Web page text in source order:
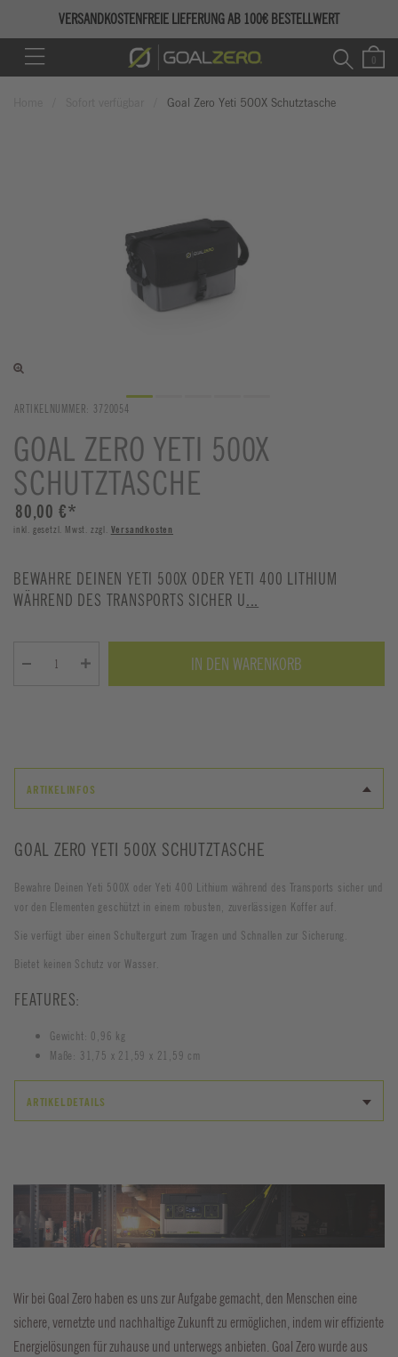
VERSANDKOSTENFREIE LIEFERUNG AB 100€ BESTELLWERT
Goal Zero Yeti 500X Schutztasche
ARTIKELNUMMER: 3720054
GOAL ZERO YETI 500X
SCHUTZTASCHE
80,00 €*
inkl. gesetzl. Mwst. zzgl. Versandkosten
BEWAHRE DEINEN YETI 500X ODER YETI 400 LITHIUM
WÄHREND DES TRANSPORTS SICHER U...
IN DEN WARENKORB
ARTIKELINFOS
GOAL ZERO YETI 500X SCHUTZTASCHE
Bewahre Deinen Yeti 500X oder Yeti 400 Lithium während des Transports sicher und
vor den Elementen geschützt in einem robusten, zuverlässigen Koffer auf.
Sie verfügt über einen Schultergurt zum Tragen und Schnallen zur Sicherung.
Bietet keinen Schutz vor Wasser.
FEATURES:
Gewicht: 0,96 kg
Maße: 31,75 x 21,59 x 21,59 cm
ARTIKELDETAILS
Wir bei Goal Zero haben es uns zur Aufgabe gemacht, den Menschen eine
sichere, vernetzte und nachhaltige Zukunft zu ermöglichen, indem wir effiziente
Energielösungen für zuhause und unterwegs anbieten. Goal Zero wurde aus